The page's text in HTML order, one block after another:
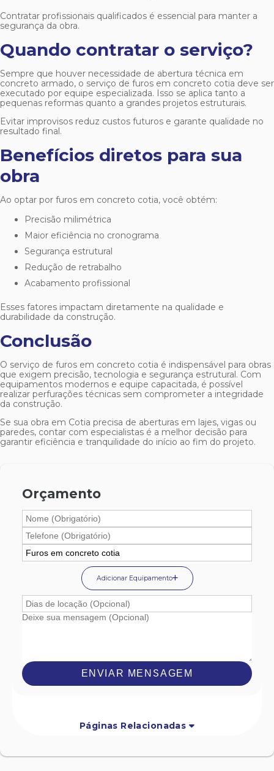
Contratar profissionais qualificados é essencial para manter a
segurança da obra.
Quando contratar o serviço?
Sempre que houver necessidade de abertura técnica em
concreto armado, o serviço de furos em concreto cotia deve ser
executado por equipe especializada. Isso se aplica tanto a
pequenas reformas quanto a grandes projetos estruturais.
Evitar improvisos reduz custos futuros e garante qualidade no
resultado final.
Benefícios diretos para sua
obra
Ao optar por furos em concreto cotia, você obtém:
Precisão milimétrica
Maior eficiência no cronograma
Segurança estrutural
Redução de retrabalho
Acabamento profissional
Esses fatores impactam diretamente na qualidade e
durabilidade da construção.
Conclusão
O serviço de furos em concreto cotia é indispensável para obras
que exigem precisão, tecnologia e segurança estrutural. Com
equipamentos modernos e equipe capacitada, é possível
realizar perfurações técnicas sem comprometer a integridade
da construção.
Se sua obra em Cotia precisa de aberturas em lajes, vigas ou
paredes, contar com especialistas é a melhor decisão para
garantir eficiência e tranquilidade do início ao fim do projeto.
Orçamento
Adicionar Equipamento
ENVIAR MENSAGEM
Páginas Relacionadas